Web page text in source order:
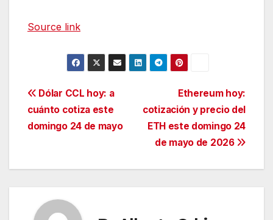
Source link
Navegación
de
Ethereum hoy:
cotización y precio del
ETH este domingo 24
de mayo de 2026
Dólar CCL hoy: a
cuánto cotiza este
domingo 24 de mayo